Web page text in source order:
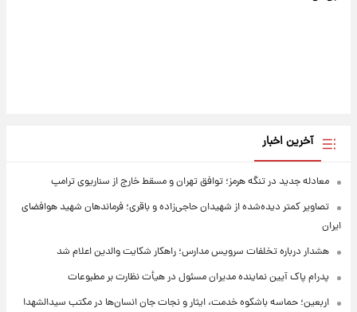
آخرین اخبار
معادله جدید در تنگه هرمز؛ توافق تهران و مسقط خارج از سناریوی ترامپ
تصاویر کمتر دیده‌شده از شهیدان حاجی‌زاده و باقری؛ فرماندهان شهید هوافضای
ایران
هشدار درباره تخلفات سرویس مدارس؛ راهکار شکایت والدین اعلام شد
پدرام پاک آیین نماینده مدیران مسئول در هیأت نظارت بر مطبوعات
اربعین؛ حماسه باشکوه خدمت، ایثار و نجات جان انسان‌ها در مکتب سیدالشهدا